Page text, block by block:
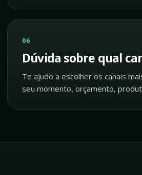
06
Dúvida sobre qual
Te ajudo a escolher os canais
seu momento, orçamento,